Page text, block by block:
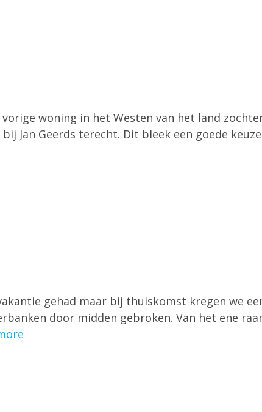
woning in het Westen van het land
Jan Geerds terecht. Dit bleek een goede
gehad maar bij thuiskomst kregen we
door midden gebroken. Van het ene